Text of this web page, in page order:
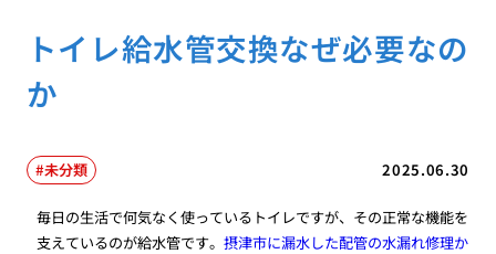
トイレ給水管交換なぜ必要なの
か
2025.06.30
未分類
毎日の生活で何気なく使っているトイレですが、その正常な機能を
支えているのが給水管です。摂津市に漏水した配管の水漏れ修理か